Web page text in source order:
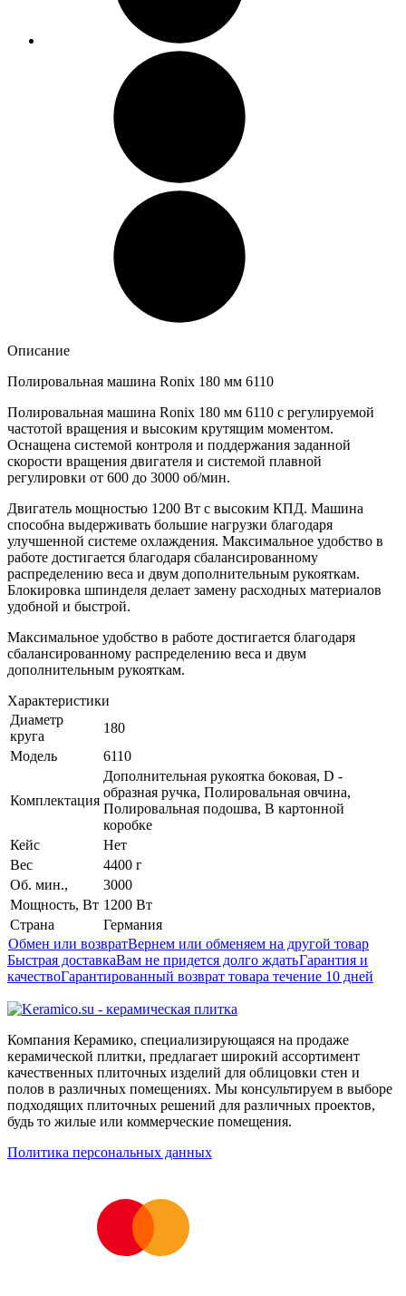
Описание
Полировальная машина Ronix 180 мм 6110
Полировальная машина Ronix 180 мм 6110 с регулируемой
частотой вращения и высоким крутящим моментом.
Оснащена системой контроля и поддержания заданной
скорости вращения двигателя и системой плавной
регулировки от 600 до 3000 об/мин.
Двигатель мощностью 1200 Вт с высоким КПД. Машина
способна выдерживать большие нагрузки благодаря
улучшенной системе охлаждения. Максимальное удобство в
работе достигается благодаря сбалансированному
распределению веса и двум дополнительным рукояткам.
Блокировка шпинделя делает замену расходных материалов
удобной и быстрой.
Максимальное удобство в работе достигается благодаря
сбалансированному распределению веса и двум
дополнительным рукояткам.
Характеристики
Диаметр
круга
180
Модель
6110
Комплектация
Дополнительная рукоятка боковая, D -
образная ручка, Полировальная овчина,
Полировальная подошва, В картонной
коробке
Кейс
Нет
Вес
4400 г
Об. мин.,
3000
Мощность, Вт 1200 Вт
Страна
Германия
Обмен или возвратВернем или обменяем на другой товар
Быстрая доставкаВам не придется долго ждатьГарантия и
качествоГарантированный возврат товара течение 10 дней
Компания Керамико, специализирующаяся на продаже
керамической плитки, предлагает широкий ассортимент
качественных плиточных изделий для облицовки стен и
полов в различных помещениях. Мы консультируем в выборе
подходящих плиточных решений для различных проектов,
будь то жилые или коммерческие помещения.
Политика персональных данных